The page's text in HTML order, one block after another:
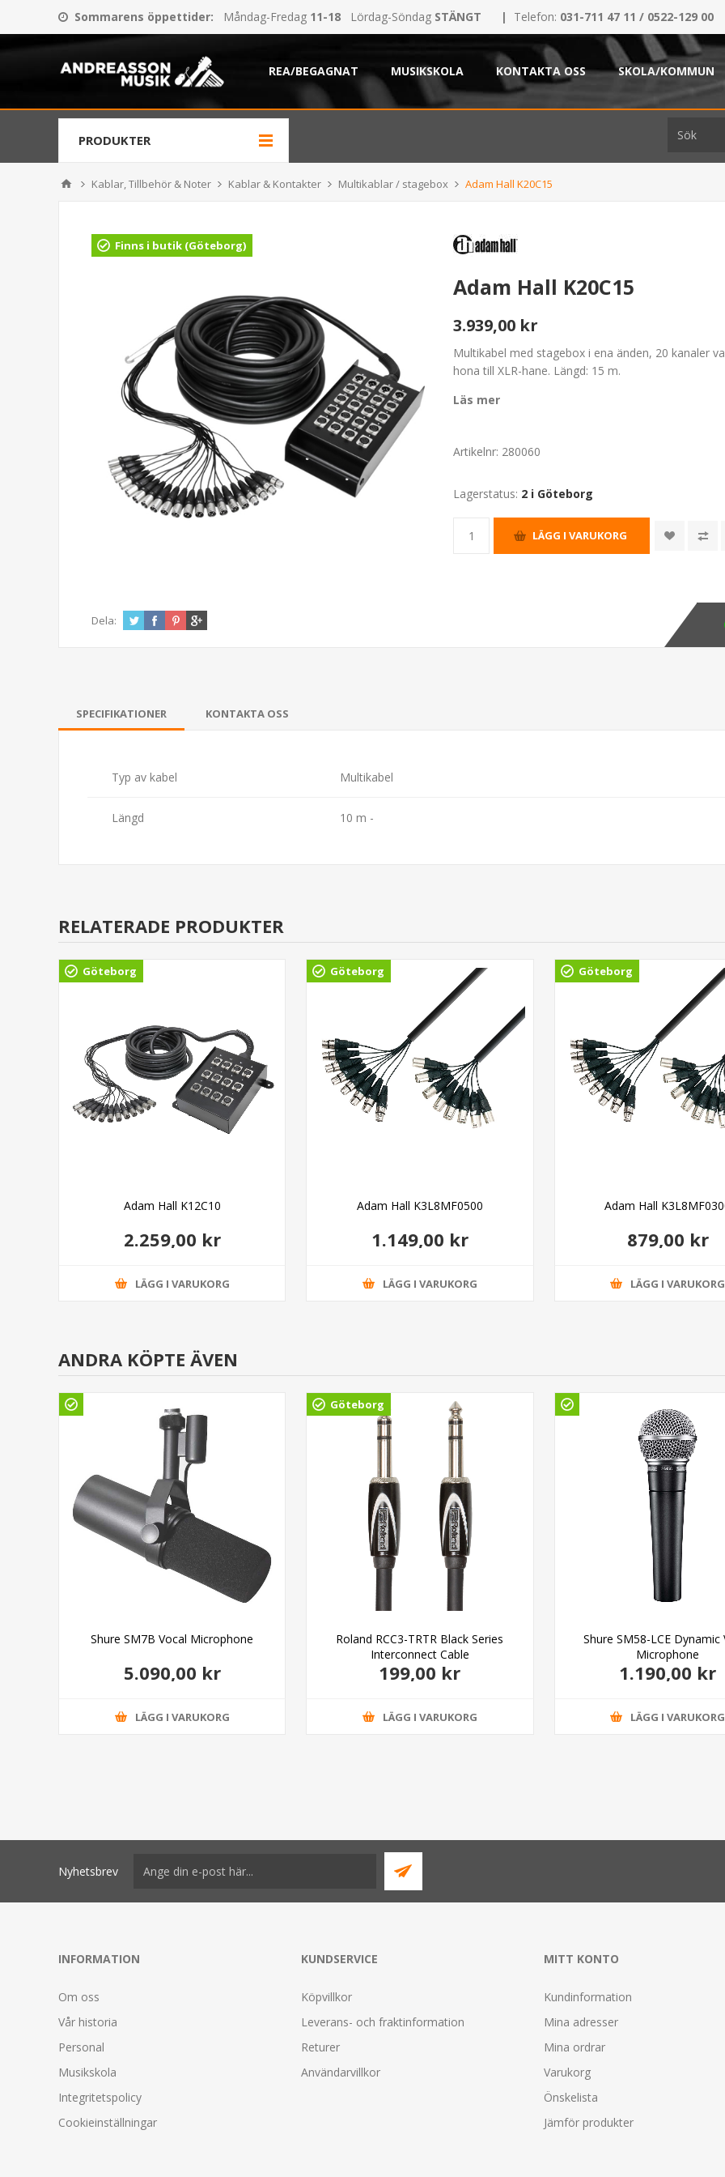
Sommarens öppettider: Måndag-Fredag 11-18 Lördag-Söndag STÄNGT | Telefon: 031-711 47 11 / 0522-129 00
REA/BEGAGNAT MUSIKSKOLA KONTAKTA OSS SKOLA/KOMMUN
PRODUKTER
Kablar, Tillbehör & Noter Kablar & Kontakter Multikablar / stagebox Adam Hall K20C15
Finns i butik (Göteborg)
Adam Hall K20C15
3.939,00 kr
Multikabel med stagebox i ena änden, 20 kanaler
hona till XLR-hane. Längd: 15 m.
Läs mer
Artikelnr: 280060
Lagerstatus: 2 i Göteborg
Dela:
SPECIFIKATIONER KONTAKTA OSS
Typ av kabel Multikabel
Längd 10 m -
RELATERADE PRODUKTER
Göteborg
Adam Hall K12C10
2.259,00 kr
LÄGG I VARUKORG
Göteborg
Adam Hall K3L8MF0500
1.149,00 kr
LÄGG I VARUKORG
Göteborg
Adam Hall
879,00 kr
LÄGG I VARUKORG
ANDRA KÖPTE ÄVEN
Shure SM7B Vocal Microphone
5.090,00 kr
LÄGG I VARUKORG
Göteborg
Roland RCC3-TRTR Black Series
Interconnect Cable
199,00 kr
LÄGG I VARUKORG
Shure SM58-LCE Dynamic
Microphone
1.190,00 kr
LÄGG I VARUKORG
Nyhetsbrev
INFORMATION
Om oss
Vår historia
Personal
Musikskola
Integritetspolicy
Cookieinställningar
KUNDSERVICE
Köpvillkor
Leverans- och fraktinformation
Returer
Användarvillkor
MITT KONTO
Kundinformation
Mina adresser
Mina ordrar
Varukorg
Önskelista
Jämför produkter